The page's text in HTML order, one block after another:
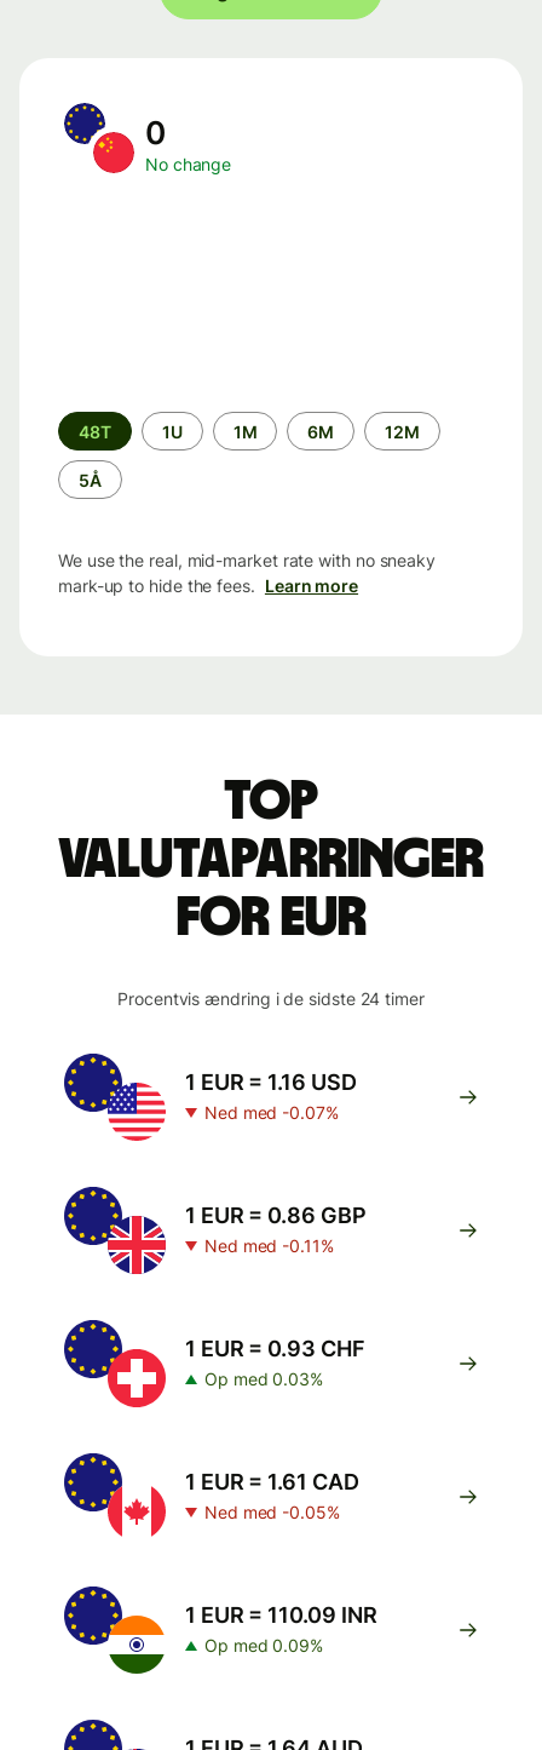
0
No change
Time
period
48T 1U 1M 6M 12M
5Å
We use the real, mid-market rate with no sneaky
mark-up to hide the fees. Learn more
Top
valutaparringer
for EUR
Procentvis ændring i de sidste 24 timer
1 EUR = 1.16 USD
Ned med -0.07%
1 EUR = 0.86 GBP
Ned med -0.11%
1 EUR = 0.93 CHF
Op med 0.03%
1 EUR = 1.61 CAD
Ned med -0.05%
1 EUR = 110.09 INR
Op med 0.09%